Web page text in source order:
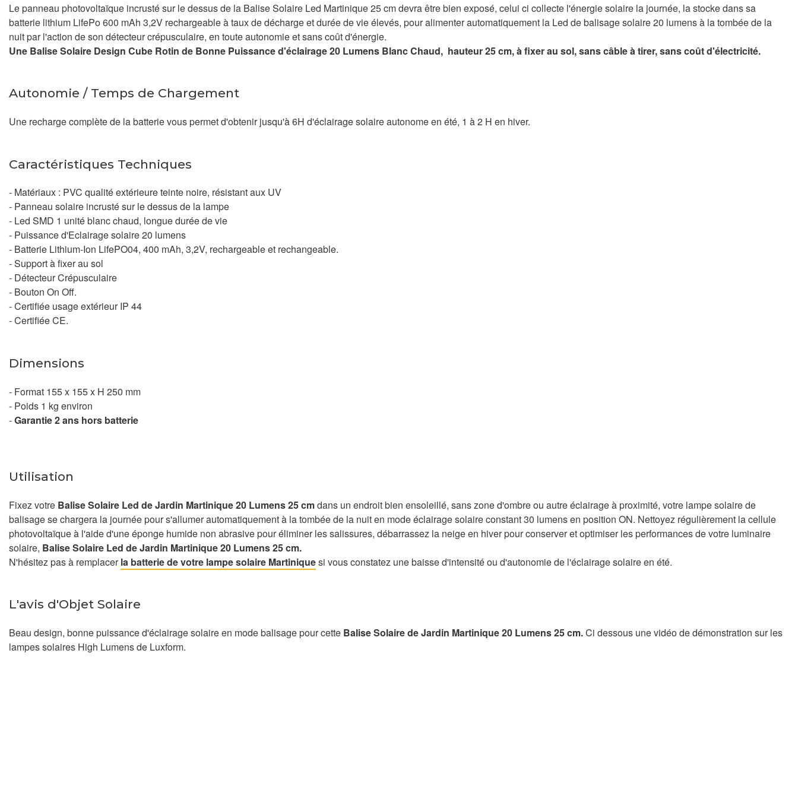
Le panneau photovoltaïque incrusté sur le dessus de la Balise Solaire Led Martinique 25 cm devra être bien exposé, celui ci collecte l'énergie solaire la journée, la stocke dans sa
batterie lithium LifePo 600 mAh 3,2V rechargeable à taux de décharge et durée de vie élevés, pour alimenter automatiquement la Led de balisage solaire 20 lumens à la tombée de la
nuit par l'action de son détecteur crépusculaire, en toute autonomie et sans coût d'énergie.
Une Balise Solaire Design Cube Rotin de Bonne Puissance d'éclairage 20 Lumens Blanc Chaud, hauteur 25 cm, à fixer au sol, sans câble à tirer, sans coût d'électricité.
Autonomie / Temps de Chargement
Une recharge complète de la batterie vous permet d'obtenir jusqu'à 6H d'éclairage solaire autonome en été, 1 à 2 H en hiver.
Caractéristiques Techniques
- Matériaux : PVC qualité extérieure teinte noire, résistant aux UV
- Panneau solaire incrusté sur le dessus de la lampe
- Led SMD 1 unité blanc chaud, longue durée de vie
- Puissance d'Eclairage solaire 20 lumens
- Batterie Lithium-Ion LifePO04, 400 mAh, 3,2V, rechargeable et rechangeable.
- Support à fixer au sol
- Détecteur Crépusculaire
- Bouton On Off.
- Certifiée usage extérieur IP 44
- Certifiée CE.
Dimensions
- Format 155 x 155 x H 250 mm
- Poids 1 kg environ
-Garantie 2 ans hors batterie
Utilisation
Fixez votre Balise Solaire Led de Jardin Martinique 20 Lumens 25 cmdans un endroit bien ensoleillé, sans zone d'ombre ou autre éclairage à proximité, votre lampe solaire de
balisage se chargera la journée pour s'allumer automatiquement à la tombée de la nuit en mode éclairage solaire constant 30 lumens en position ON. Nettoyez régulièrement la cellule
photovoltaïque à l'aide d'une éponge humide non abrasive pour éliminer les salissures, débarrassez la neige en hiver pour conserver et optimiser les performances de votre luminaire
solaire, Balise Solaire Led de Jardin Martinique 20 Lumens 25 cm.
N'hésitez pas à remplacerla batterie de votre lampe solaire Martiniquesi vous constatez une baisse d'intensité ou d'autonomie de l'éclairage solaire en été.
L'avis d'Objet Solaire
Beau design, bonne puissance d'éclairage solaire en mode balisage pour cette Balise Solaire de Jardin Martinique 20 Lumens 25 cm.Ci dessous une vidéo de démonstration sur les
lampes solaires High Lumens de Luxform.